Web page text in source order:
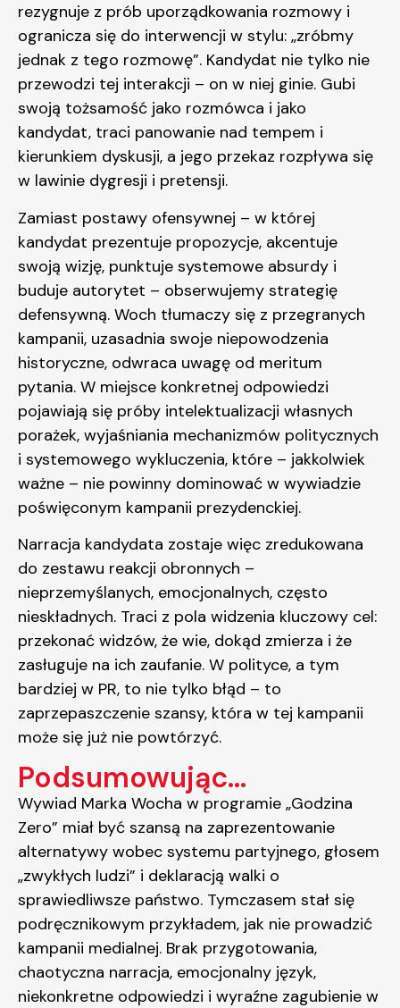
rezygnuje z prób uporządkowania rozmowy i
ogranicza się do interwencji w stylu: „zróbmy
jednak z tego rozmowę”. Kandydat nie tylko nie
przewodzi tej interakcji – on w niej ginie. Gubi
swoją tożsamość jako rozmówca i jako
kandydat, traci panowanie nad tempem i
kierunkiem dyskusji, a jego przekaz rozpływa się
w lawinie dygresji i pretensji.
Zamiast postawy ofensywnej – w której
kandydat prezentuje propozycje, akcentuje
swoją wizję, punktuje systemowe absurdy i
buduje autorytet – obserwujemy strategię
defensywną. Woch tłumaczy się z przegranych
kampanii, uzasadnia swoje niepowodzenia
historyczne, odwraca uwagę od meritum
pytania. W miejsce konkretnej odpowiedzi
pojawiają się próby intelektualizacji własnych
porażek, wyjaśniania mechanizmów politycznych
i systemowego wykluczenia, które – jakkolwiek
ważne – nie powinny dominować w wywiadzie
poświęconym kampanii prezydenckiej.
Narracja kandydata zostaje więc zredukowana
do zestawu reakcji obronnych –
nieprzemyślanych, emocjonalnych, często
nieskładnych. Traci z pola widzenia kluczowy cel:
przekonać widzów, że wie, dokąd zmierza i że
zasługuje na ich zaufanie. W polityce, a tym
bardziej w PR, to nie tylko błąd – to
zaprzepaszczenie szansy, która w tej kampanii
może się już nie powtórzyć.
Podsumowując...
Wywiad Marka Wocha w programie „Godzina
Zero” miał być szansą na zaprezentowanie
alternatywy wobec systemu partyjnego, głosem
„zwykłych ludzi” i deklaracją walki o
sprawiedliwsze państwo. Tymczasem stał się
podręcznikowym przykładem, jak nie prowadzić
kampanii medialnej. Brak przygotowania,
chaotyczna narracja, emocjonalny język,
niekonkretne odpowiedzi i wyraźne zagubienie w